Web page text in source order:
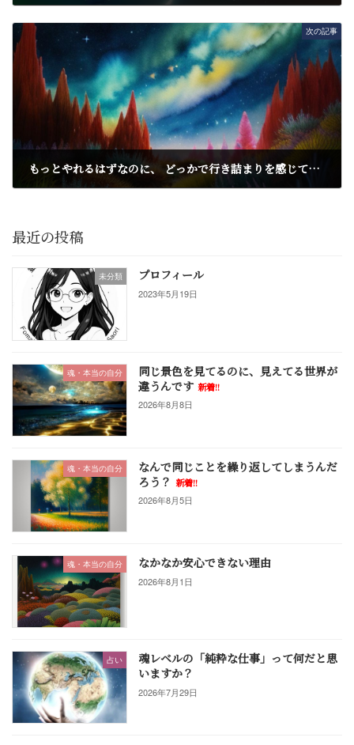
次の記事
もっとやれるはずなのに、 どっかで行き詰まりを感じてしまうとき
最近の投稿
未分類 プロフィール
2023年5月19日
魂・本当の自分
同じ景色を見てるのに、見えてる世界が
違うんです 新着!!
2026年8月8日
魂・本当の自分
なんで同じことを繰り返してしまうんだ
ろう？ 新着!!
2026年8月5日
魂・本当の自分 なかなか安心できない理由
2026年8月1日
占い
魂レベルの「純粋な仕事」って何だと思
いますか？
2026年7月29日